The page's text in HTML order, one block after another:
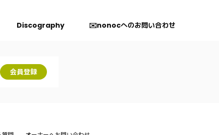
Discography ✉️nonocへのお問い合わせ
会員登録